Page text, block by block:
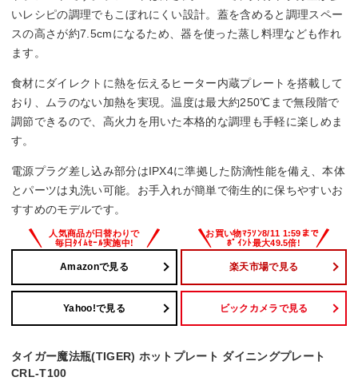
いレシピの調理でもこぼれにくい設計。蓋を含めると調理スペー
スの高さが約7.5cmになるため、器を使った蒸し料理なども作れ
ます。
食材にダイレクトに熱を伝えるヒーター内蔵プレートを搭載して
おり、ムラのない加熱を実現。温度は最大約250℃まで無段階で
調節できるので、高火力を用いた本格的な調理も手軽に楽しめま
す。
電源プラグ差し込み部分はIPX4に準拠した防滴性能を備え、本体
とパーツは丸洗い可能。お手入れが簡単で衛生的に保ちやすいお
すすめのモデルです。
Amazonで見る 楽天市場で見る
Yahoo!で見る ビックカメラで見る
タイガー魔法瓶(TIGER) ホットプレート ダイニングプレート
CRL-T100